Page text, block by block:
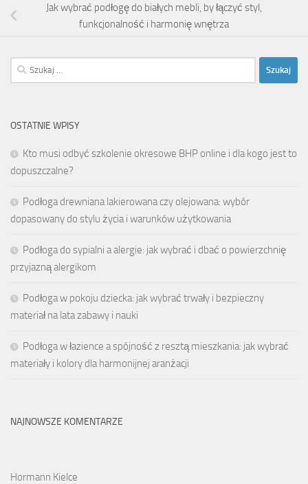
Jak wybrać podłogę do białych mebli, by łączyć styl,
funkcjonalność i harmonię wnętrza
Szukaj:
OSTATNIE WPISY
Kto musi odbyć szkolenie okresowe BHP online i dla kogo jest to
dopuszczalne?
Podłoga drewniana lakierowana czy olejowana: wybór
dopasowany do stylu życia i warunków użytkowania
Podłoga do sypialni a alergie: jak wybrać i dbać o powierzchnię
przyjazną alergikom
Podłoga w pokoju dziecka: jak wybrać trwały i bezpieczny
materiał na lata zabawy i nauki
Podłoga w łazience a spójność z resztą mieszkania: jak wybrać
materiały i kolory dla harmonijnej aranżacji
NAJNOWSZE KOMENTARZE
Hormann Kielce